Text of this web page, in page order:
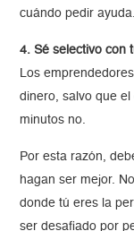
cuándo pedir ayuda.
4. Sé selectivo con
Los
dinero, salvo que
minutos no.
Por esta razón,
hagan ser mejor.
donde tú eres la
ser desafiado por